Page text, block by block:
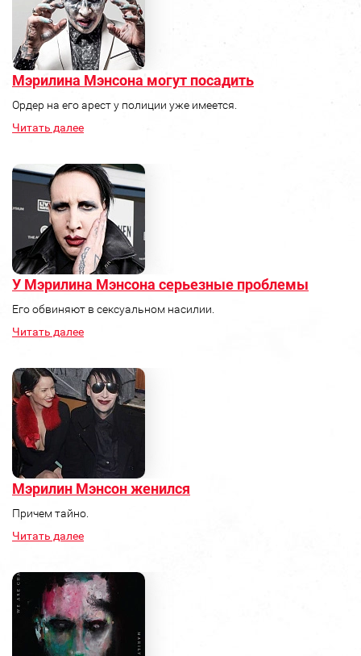
Мэрилина Мэнсона могут посадить
Ордер на его арест у полиции уже имеется.
Читать далее
У Мэрилина Мэнсона серьезные проблемы
Его обвиняют в сексуальном насилии.
Читать далее
Мэрилин Мэнсон женился
Причем тайно.
Читать далее